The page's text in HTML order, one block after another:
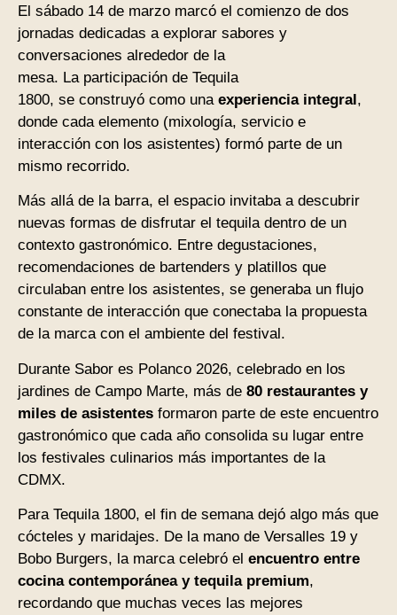
El sábado 14 de marzo marcó el comienzo de dos
jornadas dedicadas a explorar sabores y
conversaciones alrededor de la
mesa. La participación de Tequila
1800, se construyó como una experiencia integral,
donde cada elemento (mixología, servicio e
interacción con los asistentes) formó parte de un
mismo recorrido.
Más allá de la barra, el espacio invitaba a descubrir
nuevas formas de disfrutar el tequila dentro de un
contexto gastronómico. Entre degustaciones,
recomendaciones de bartenders y platillos que
circulaban entre los asistentes, se generaba un flujo
constante de interacción que conectaba la propuesta
de la marca con el ambiente del festival.
Durante Sabor es Polanco 2026, celebrado en los
jardines de Campo Marte, más de 80 restaurantes y
miles de asistentes formaron parte de este encuentro
gastronómico que cada año consolida su lugar entre
los festivales culinarios más importantes de la
CDMX.
Para Tequila 1800, el fin de semana dejó algo más que
cócteles y maridajes. De la mano de Versalles 19 y
Bobo Burgers, la marca celebró el encuentro entre
cocina contemporánea y tequila premium,
recordando que muchas veces las mejores